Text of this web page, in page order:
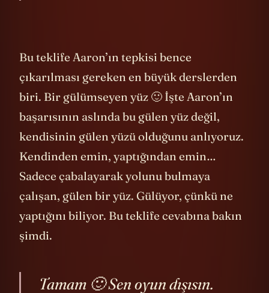
Bu teklife Aaron’ın tepkisi bence
çıkarılması gereken en büyük derslerden
biri. Bir gülümseyen yüz 🙂 İşte Aaron’ın
başarısının aslında bu gülen yüz değil,
kendisinin gülen yüzü olduğunu anlıyoruz.
Kendinden emin, yaptığından emin…
Sadece çabalayarak yolunu bulmaya
çalışan, gülen bir yüz. Gülüyor, çünkü ne
yaptığını biliyor. Bu teklife cevabına bakın